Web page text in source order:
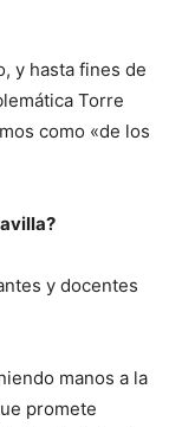
y hasta fines de
Torre
como «de los
y docentes
manos a la
promete